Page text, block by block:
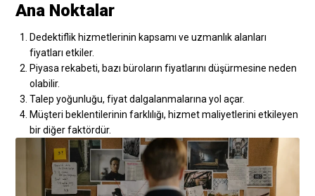
Ana Noktalar
Dedektiflik hizmetlerinin kapsamı ve uzmanlık alanları
fiyatları etkiler.
Piyasa rekabeti, bazı büroların fiyatlarını düşürmesine neden
olabilir.
Talep yoğunluğu, fiyat dalgalanmalarına yol açar.
Müşteri beklentilerinin farklılığı, hizmet maliyetlerini etkileyen
bir diğer faktördür.